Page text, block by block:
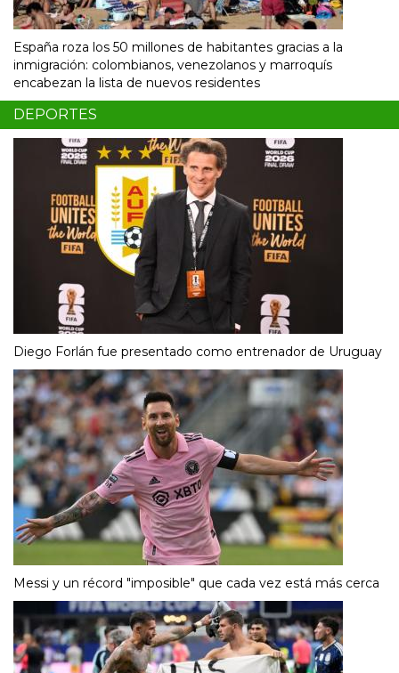
España roza los 50 millones de habitantes gracias a la
inmigración: colombianos, venezolanos y marroquís
encabezan la lista de nuevos residentes
DEPORTES
Diego Forlán fue presentado como entrenador de Uruguay
Messi y un récord "imposible" que cada vez está más cerca